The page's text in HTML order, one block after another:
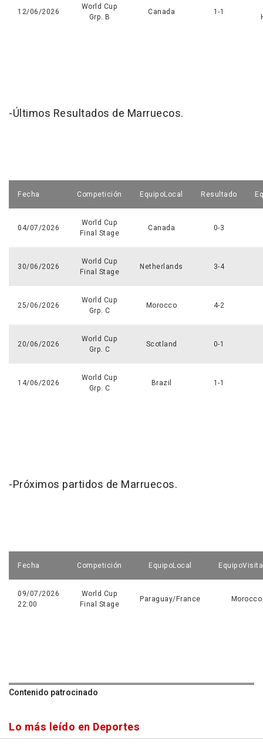
12/06/2026
World Cup
Grp. B
Canada 1-1
-Últimos Resultados de Marruecos.
Fecha Competición EquipoLocal Resultado
04/07/2026
World Cup
Final Stage
Canada 0-3
30/06/2026
World Cup
Final Stage
Netherlands 3-4
25/06/2026
World Cup
Grp. C
Morocco 4-2
20/06/2026
World Cup
Grp. C
Scotland 0-1
14/06/2026
World Cup
Grp. C
Brazil 1-1
-Próximos partidos de Marruecos.
Fecha Competición EquipoLocal
09/07/2026
22:00
World Cup
Final Stage
Paraguay/France Morocco
Contenido patrocinado
Lo más leído en Deportes